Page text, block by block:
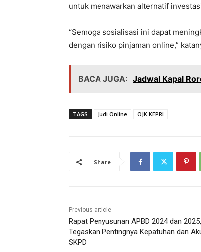
untuk menawarkan alternatif
“Semoga sosialisasi ini dapat
dengan risiko pinjaman online,”
BACA JUGA: Jadwal Kapal
TAGS Judi Online OJK KEPRI
Share
Previous article
Rapat Penyusunan APBD 2024 dan
Tegaskan Pentingnya Kepatuhan dan
SKPD